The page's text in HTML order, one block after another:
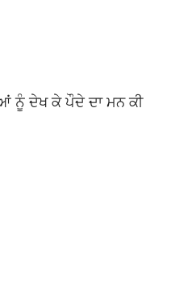
ਨੂੰ ਦੇਖ ਕੇ ਪੌਦੇ ਦਾ ਮਨ ਕੀ